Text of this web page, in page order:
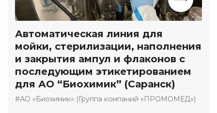
Автоматическая линия для
мойки, стерилизации, наполнения
и закрытия ампул и флаконов с
последующим этикетированием
для АО “Биохимик” (Саранск)
#АО «Биохимик» (Группа компаний «ПРОМОМЕД»)